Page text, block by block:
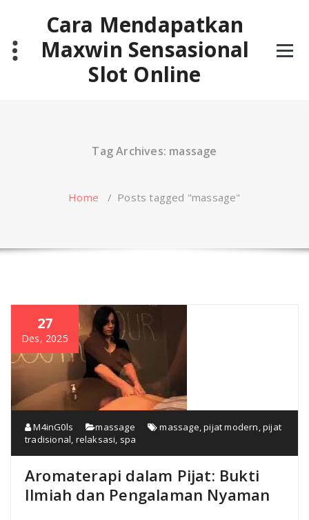
Cara Mendapatkan
Maxwin Sensasional
Slot Online
Tag Archives: massage
Home / Posts tagged "massage"
27
Des, 2025
M4inG0ls massage massage ,pijat modern ,pijat
tradisional relaksasi spa
Aromaterapi dalam Pijat: Bukti
Ilmiah dan Pengalaman Nyaman